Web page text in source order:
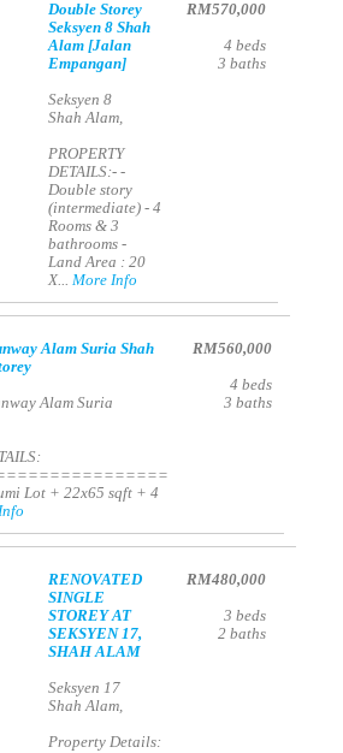
Double Storey
Seksyen 8 Shah
Alam [Jalan
Empangan]
Seksyen 8
Shah Alam,
PROPERTY
DETAILS:- -
Double story
(intermediate) - 4
Rooms & 3
bathrooms -
Land Area : 20
X...More Info
RM570,000
4 beds
3 baths
Alam Suria Shah
Alam Suria
Lot + 22x65 sqft + 4
RM560,000
4 beds
3 baths
RENOVATED
SINGLE
STOREY AT
SEKSYEN 17,
SHAH ALAM
Seksyen 17
Shah Alam,
Property Details:
RM480,000
3 beds
2 baths